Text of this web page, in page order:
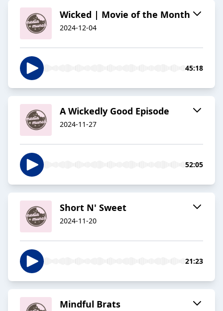
Wicked | Movie of the Month
2024-12-04
45:18
A Wickedly Good Episode
2024-11-27
52:05
Short N' Sweet
2024-11-20
21:23
Mindful Brats